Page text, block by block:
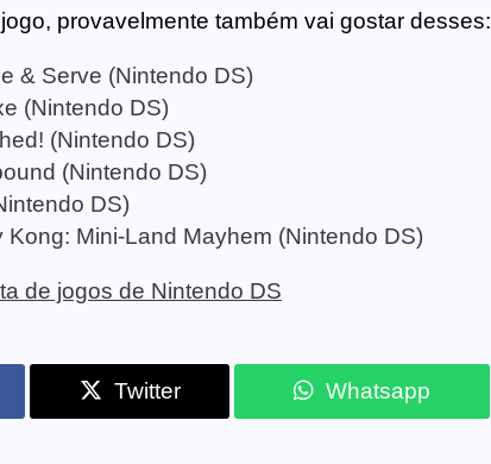
provavelmente também vai gostar desses:
& Serve (Nintendo DS)
(Nintendo DS)
(Nintendo DS)
(Nintendo DS)
DS)
Kong: Mini-Land Mayhem (Nintendo DS)
de jogos de Nintendo DS
Twitter Whatsapp